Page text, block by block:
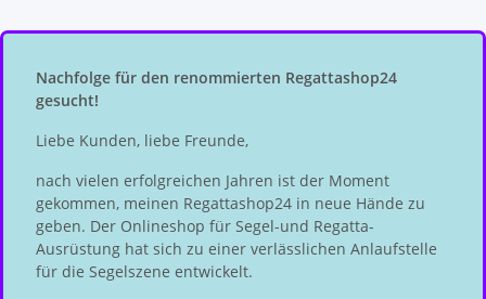
Nachfolge für den renommierten Regattashop24
gesucht!
Liebe Kunden, liebe Freunde,
nach vielen erfolgreichen Jahren ist der Moment
gekommen, meinen Regattashop24 in neue Hände zu
geben. Der Onlineshop für Segel-und Regatta-
Ausrüstung hat sich zu einer verlässlichen Anlaufstelle
für die Segelszene entwickelt.